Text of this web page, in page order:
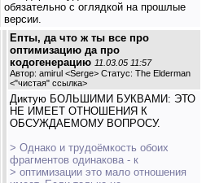
обязательно с оглядкой на прошлые
версии.
Епты, да что ж ты все про
оптимизацию да про
кодогенерацию 11.03.05 11:57
Автор: amirul <Serge> Статус: The Elderman
<"чистая" ссылка>
Диктую БОЛЬШИМИ БУКВАМИ: ЭТО
НЕ ИМЕЕТ ОТНОШЕНИЯ К
ОБСУЖДАЕМОМУ ВОПРОСУ.
> Однако и трудоёмкость обоих
фрагментов одинакова - к
> оптимизации это мало отношения